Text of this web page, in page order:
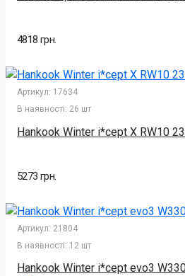
4818 грн.
Артикул: 17634
В наявності: 26 шт
Hankook Winter i*cept X RW10
5273 грн.
Артикул: 21804
В наявності: 12 шт
Hankook Winter i*cept evo3